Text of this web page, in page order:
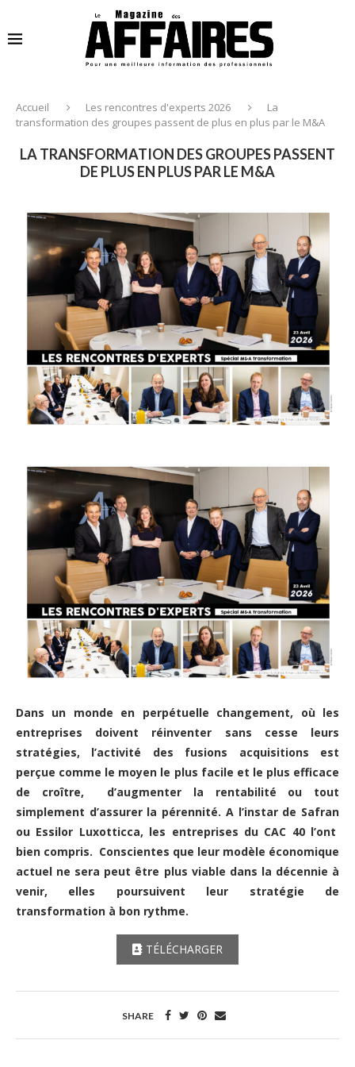
Accueil Les rencontres d'experts 2026
La
transformation des groupes passent de plus en plus par le M&A
LA TRANSFORMATION DES GROUPES PASSENT
DE PLUS EN PLUS PAR LE M&A
Dans un monde en perpétuelle changement, où les
entreprises doivent réinventer sans cesse leurs
stratégies, l’activité des fusions acquisitions est
perçue comme le moyen le plus facile et le plus efficace
de croître,
d’augmenter la rentabilité ou tout
simplement d’assurer la pérennité. A l’instar de Safran
ou Essilor Luxotticca, les entreprises du CAC 40 l’ont
bien compris. Conscientes que leur modèle économique
actuel ne sera peut être plus viable dans la décennie à
venir, elles poursuivent leur stratégie de
transformation à bon rythme.
TÉLÉCHARGER
SHARE